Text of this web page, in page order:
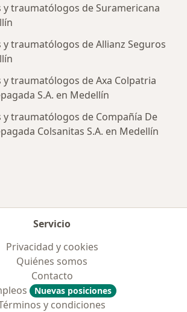
traumatólogos de Suramericana
traumatólogos de Allianz Seguros
traumatólogos de Axa Colpatria
S.A. en Medellín
traumatólogos de Compañía De
Colsanitas S.A. en Medellín
Servicio
Privacidad y cookies
Quiénes somos
Contacto
Nuevas posiciones
y condiciones